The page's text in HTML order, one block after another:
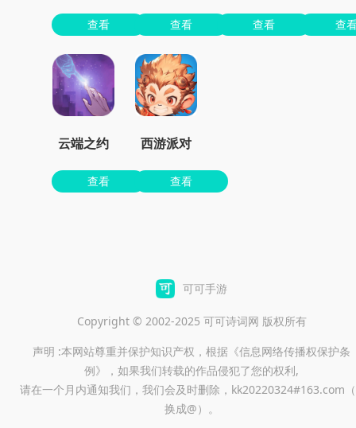
查看 查看 查看 查
云端之约
查看
西游派对
查看
可可手游
Copyright © 2002-2025 可可诗词网 版权所有
声明 :本网站尊重并保护知识产权，根据《信息网络传播权保护条
例》，如果我们转载的作品侵犯了您的权利,
请在一个月内通知我们，我们会及时删除，kk20220324#163.com
换成@）。